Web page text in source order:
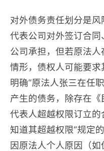
对外债务责任划分是风
代表公司对外签订合
公司承担，但若原法人
情形，债权人可能要
明确“原法人张三在任
产生的债务，除存在
代表人超越权限订立
知道其超越权限”规定
因原法人个人原因（